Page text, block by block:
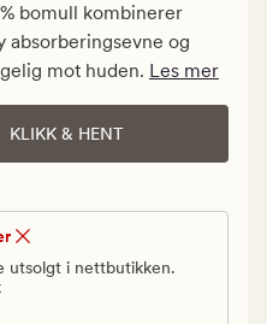
bomull kombinerer
absorberingsevne og
mot huden. Les mer
KLIKK & HENT
utsolgt i nettbutikken.